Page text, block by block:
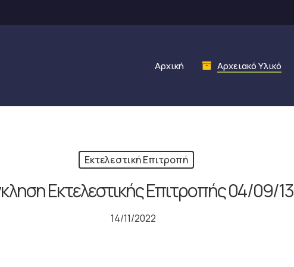
Αρχική Αρχειακό Υλικό
Εκτελεστική Επιτροπή
Εκτελεστικής Επιτροπής 04/09/13
14/11/2022